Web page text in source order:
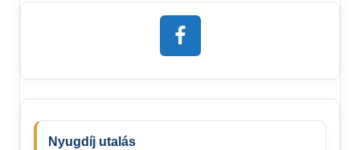
Nyugdíj utalás